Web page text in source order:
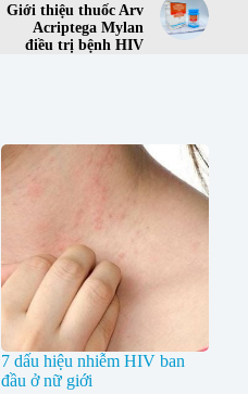
Giới thiệu thuốc Arv
Acriptega Mylan
điều trị bệnh HIV
7 dấu hiệu nhiễm HIV ban
đầu ở nữ giới